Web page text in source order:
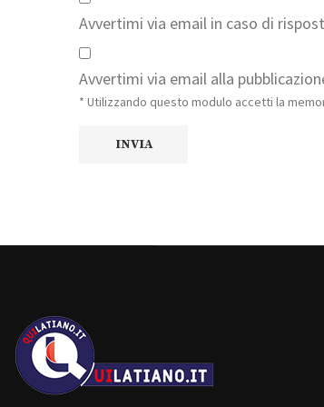
Avvertimi via email in caso di
Avvertimi via email alla
* Utilizzando questo modulo accetti la